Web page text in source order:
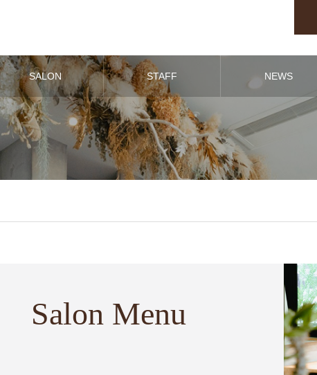
SALON STAFF NEWS
Salon Menu